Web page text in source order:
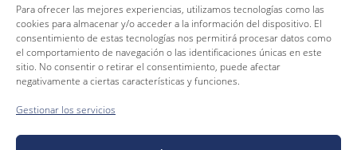
Para ofrecer las mejores experiencias, utilizamos tecnologías como las
cookies para almacenar y/o acceder a la información del dispositivo. El
consentimiento de estas tecnologías nos permitirá procesar datos como
el comportamiento de navegación o las identificaciones únicas en este
sitio. No consentir o retirar el consentimiento, puede afectar
negativamente a ciertas características y funciones.
Gestionar los servicios
Clínica dental en La Palma del Condado
C. Alegría de la Huerta, 2
La Palma del Condado, 21700 (Huelva)
Tfno.959 66 36 46